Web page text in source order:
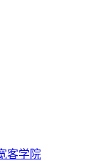
客学院